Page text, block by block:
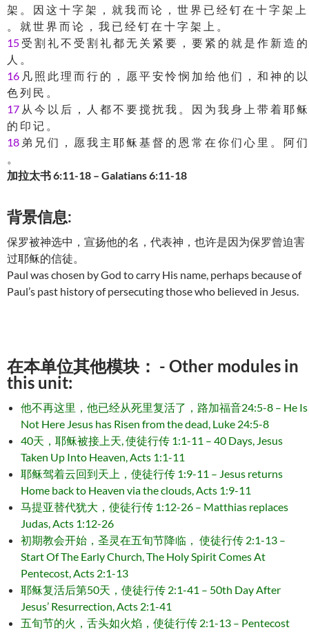
架 。 因 这 十 字 架 ， 就 我 而 论 ， 世 界 已 经 钉 在 十 字 架 上
。 就 世 界 而 论 ， 我 已 经 钉 在 十 字 架 上 。
15 受 割 礼 不 受 割 礼 都 无 关 紧 要 ， 要 紧 的 就 是 作 新 造 的
人 。
16 凡 照 此 理 而 行 的 ， 愿 平 安 怜 悯 加 给 他 们 ， 和 神 的 以
色 列 民 。
17 从 今 以 后 ， 人 都 不 要 搅 扰 我 。 因 为 我 身 上 带 着 耶 稣
的 印 记 。
18 弟 兄 们 ， 愿 我 主 耶 稣 基 督 的 恩 常 在 你 们 心 里 。 阿 们
。
加拉太书 6:11-18 – Galatians 6:11-18
背景信息:
保罗被神选中，宣扬他的名，代表神，也许是因为保罗曾迫害
过耶稣的信徒。
Paul was chosen by God to carry His name, perhaps because of
Paul’s past history of persecuting those who believed in Jesus.
在本单位其他模块： - Other modules in
this unit:
他不再这里，他已经从死里复活了，路加福音24:5-8 – He Is
Not Here Jesus has Risen from the dead, Luke 24:5-8
40天，耶稣被接上天, 使徒行传 1:1-11 – 40 Days, Jesus
Taken Up Into Heaven, Acts 1:1-11
耶稣驾着云回到天上，使徒行传 1:9-11 – Jesus returns
Home back to Heaven via the clouds, Acts 1:9-11
马提亚替代犹大，使徒行传 1:12-26 – Matthias replaces
Judas, Acts 1:12-26
初期教会开始，圣灵在五旬节降临， 使徒行传 2:1-13 –
Start Of The Early Church, The Holy Spirit Comes At
Pentecost, Acts 2:1-13
耶稣复活后第50天，使徒行传 2:1-41 – 50th Day After
Jesus’ Resurrection, Acts 2:1-41
五旬节的火，舌头如火焰，使徒行传 2:1-13 – Pentecost